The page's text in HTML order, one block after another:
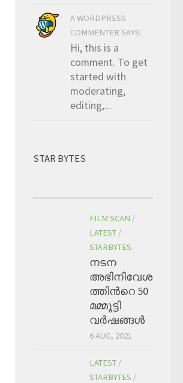
A WORDPRESS
COMMENTER SAYS:
Hi, this is a
comment. To get
started with
moderating,
editing,...
STAR BYTES
FILM SCAN /
LATEST /
STARBYTES
നടന
അഭിനിവേശ
ത്തിന്‍റെ 50
മമ്മൂട്ടി
വര്‍ഷങ്ങള്‍
6 AUG, 2021
LATEST /
STARBYTES /